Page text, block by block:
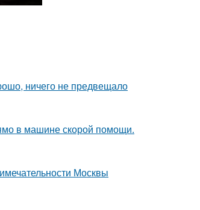
ничего не предвещало
в машине скорой помощи.
Москвы